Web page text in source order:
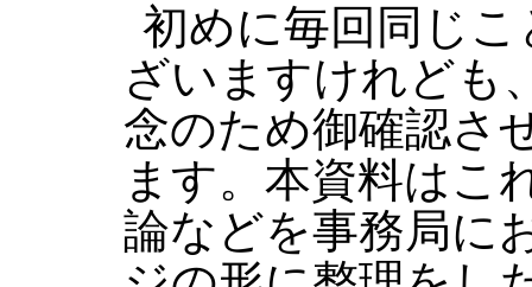
初めに毎回同じ
ざいますけれども
念のため御確認さ
ます。本資料はこ
論などを事務局に